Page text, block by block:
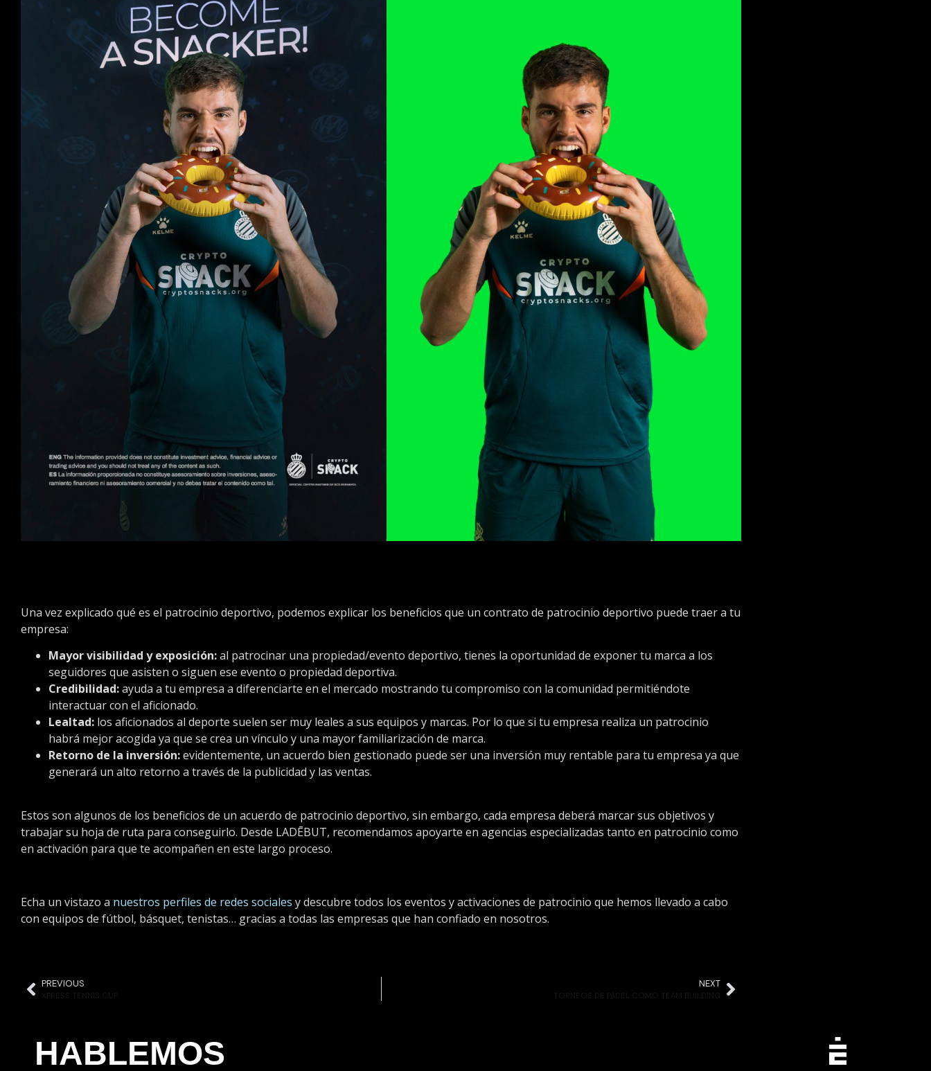
Una vez explicado qué es el patrocinio deportivo, podemos explicar los beneficios que un contrato de patrocinio deportivo puede traer a tu
empresa:
Mayor visibilidad y exposición:al patrocinar una propiedad/evento deportivo, tienes la oportunidad de exponer tu marca a los
seguidores que asisten o siguen ese evento o propiedad deportiva.
Credibilidad:ayuda a tu empresa a diferenciarte en el mercado mostrando tu compromiso con la comunidad permitiéndote
interactuar con el aficionado.
Lealtad: los aficionados al deporte suelen ser muy leales a sus equipos y marcas. Por lo que si tu empresa realiza un patrocinio
habrá mejor acogida ya que se crea un vínculo y una mayor familiarización de marca.
Retorno de la inversión:evidentemente, un acuerdo bien gestionado puede ser una inversión muy rentable para tu empresa ya que
generará un alto retorno a través de la publicidad y las ventas.
Estos son algunos de los beneficios de un acuerdo de patrocinio deportivo, sin embargo, cada empresa deberá marcar sus objetivos y
trabajar su hoja de ruta para conseguirlo. Desde LADĒBUT, recomendamos apoyarte en agencias especializadas tanto en patrocinio como
en activación para que te acompañen en este largo proceso.
Echa un vistazo a nuestros perfiles de redes sociales y descubre todos los eventos y activaciones de patrocinio que hemos llevado a cabo
con equipos de fútbol, básquet, tenistas… gracias a todas las empresas que han confiado en nosotros.
PREVIOUS NEXT
HABLEMOS